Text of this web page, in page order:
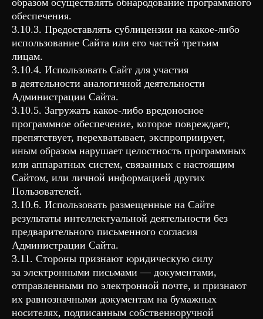
образом осуществлять обнародование программного
обеспечения.
3.10.3. Предоставлять сублицензии на какое-либо
использование Сайта или его частей третьим
лицам.
3.10.4. Использовать Сайт для участия
в деятельности аналогичной деятельности
Администрации Сайта.
3.10.5. Загружать какое-либо вредоносное
программное обеспечение, которое повреждает,
препятствует, перехватывает, экспроприирует,
иным образом нарушает целостность программных
или аппаратных систем, связанных с настоящим
Сайтом, или личной информацией других
Пользователей.
3.10.6. Использовать размещенные на Сайте
результаты интеллектуальной деятельности без
предварительного письменного согласия
Администрации Сайта.
3.11. Стороны признают юридическую силу
за электронными письмами — документами,
отправленными по электронной почте, и признают
их равнозначными документам на бумажных
носителях, подписанным собственноручной